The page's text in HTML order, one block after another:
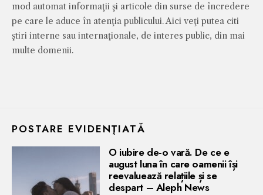
mod automat informaţii şi articole din surse de încredere
pe care le aduce în atenţia publicului. Aici veţi putea citi
ştiri interne sau internaţionale, de interes public, din mai
multe domenii.
POSTARE EVIDENŢIATĂ
O iubire de-o vară. De ce e
august luna în care oamenii își
reevaluează relațiile și se
despart – Aleph News